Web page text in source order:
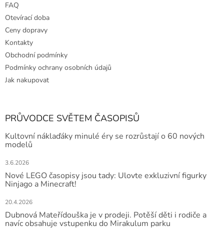
FAQ
Otevírací doba
Ceny dopravy
Kontakty
Obchodní podmínky
Podmínky ochrany osobních údajů
Jak nakupovat
PRŮVODCE SVĚTEM ČASOPISŮ
Kultovní náklaďáky minulé éry se rozrůstají o 60 nových
modelů
3.6.2026
Nové LEGO časopisy jsou tady: Ulovte exkluzivní figurky
Ninjago a Minecraft!
20.4.2026
Dubnová Mateřídouška je v prodeji. Potěší děti i rodiče a
navíc obsahuje vstupenku do Mirakulum parku